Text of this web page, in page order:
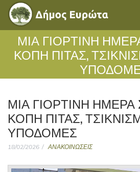
ΜΙΑ ΓΙΟΡΤΙΝΉ
ΚΟΠΉ ΠΊΤΑΣ,
ΜΙΑ ΓΙΟΡΤΙΝΉ
ΚΟΠΉ ΠΊΤΑΣ,
ΥΠΟΔΟΜΈΣ
18/02/2026 ΑΝΑΚΟΙΝΩΣΕΙΣ